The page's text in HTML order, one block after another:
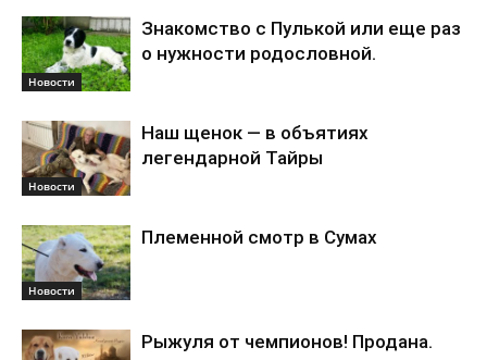
Новости
Знакомство с Пулькой или еще раз
о нужности родословной.
Новости
Наш щенок — в объятиях
легендарной Тайры
Новости
Племенной смотр в Сумах
Рыжуля от чемпионов! Продана.